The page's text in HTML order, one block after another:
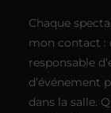
Chaque
mon contact :
responsable
d’événement
dans la salle.